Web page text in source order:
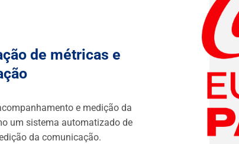
de métricas e
e medição da
um sistema automatizado de
da comunicação.